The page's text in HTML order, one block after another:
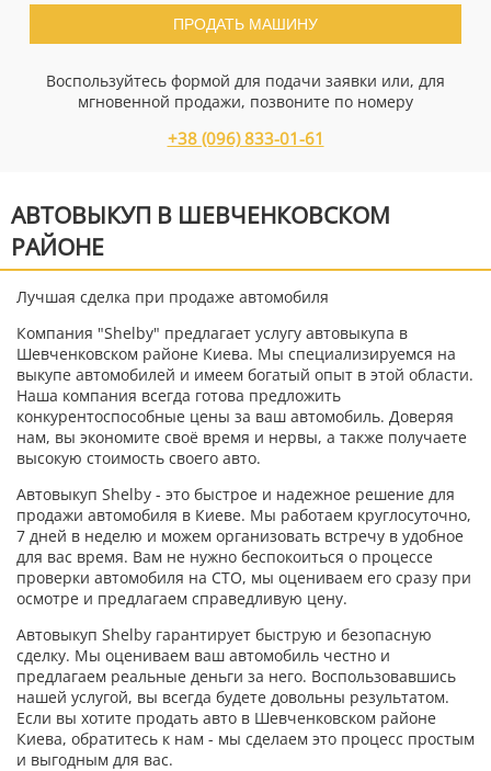
ПРОДАТЬ МАШИНУ
Воспользуйтесь формой для подачи заявки или, для
мгновенной продажи, позвоните по номеру
+38 (096) 833-01-61
АВТОВЫКУП В ШЕВЧЕНКОВСКОМ
РАЙОНЕ
Лучшая сделка при продаже автомобиля
Компания "Shelby" предлагает услугу автовыкупа в
Шевченковском районе Киева. Мы специализируемся на
выкупе автомобилей и имеем богатый опыт в этой области.
Наша компания всегда готова предложить
конкурентоспособные цены за ваш автомобиль. Доверяя
нам, вы экономите своё время и нервы, а также получаете
высокую стоимость своего авто.
Автовыкуп Shelby - это быстрое и надежное решение для
продажи автомобиля в Киеве. Мы работаем круглосуточно,
7 дней в неделю и можем организовать встречу в удобное
для вас время. Вам не нужно беспокоиться о процессе
проверки автомобиля на СТО, мы оцениваем его сразу при
осмотре и предлагаем справедливую цену.
Автовыкуп Shelby гарантирует быструю и безопасную
сделку. Мы оцениваем ваш автомобиль честно и
предлагаем реальные деньги за него. Воспользовавшись
нашей услугой, вы всегда будете довольны результатом.
Если вы хотите продать авто в Шевченковском районе
Киева, обратитесь к нам - мы сделаем это процесс простым
и выгодным для вас.